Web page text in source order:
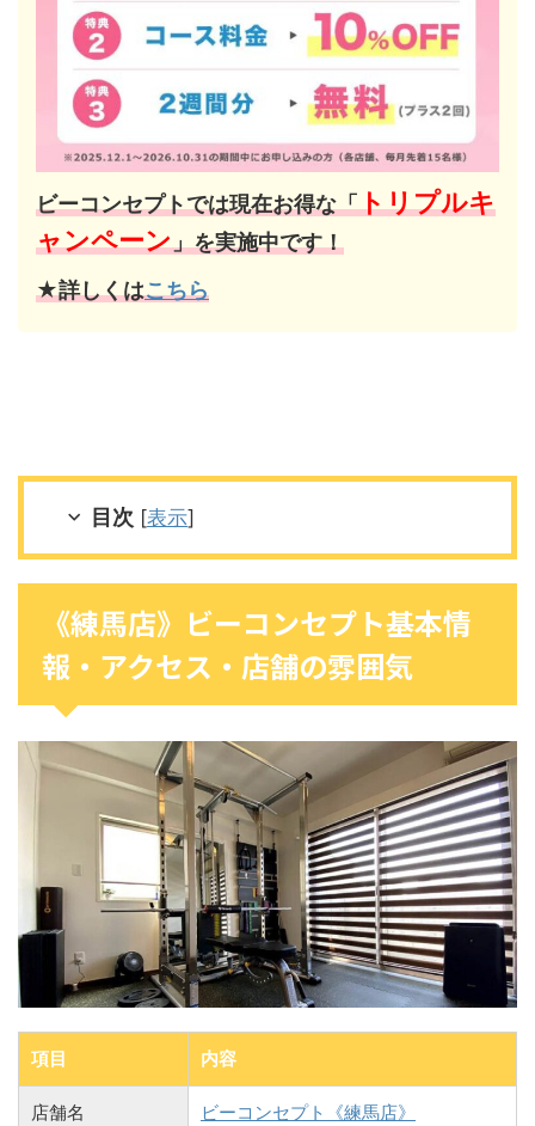
ビーコンセプトでは現在お得な「トリプルキ
ャンペーン」を実施中です！
★詳しくはこちら
目次 [表示]
《練馬店》ビーコンセプト基本情
報・アクセス・店舗の雰囲気
項目 内容
店舗名 ビーコンセプト《練馬店》